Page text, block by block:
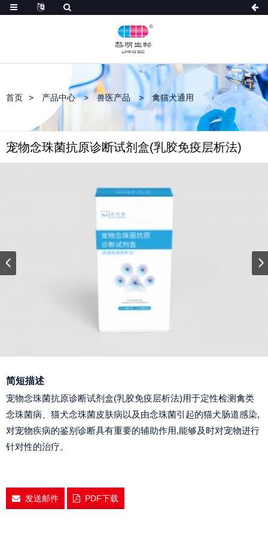
首页 产品中心 兽医产品 禽猫犬通用
宠物念珠菌抗原诊断试剂盒(乳胶免疫层析法)
简短描述
宠物念珠菌抗原诊断试剂盒(乳胶免疫层析法)用于定性检测禽类
念珠菌病、猫犬念珠菌皮肤病以及由念珠菌引起的猫犬肠道感染,
对宠物疾病的鉴别诊断具有重要的辅助作用,能够及时对宠物进行
针对性的治疗。
发送邮件 PDF下载